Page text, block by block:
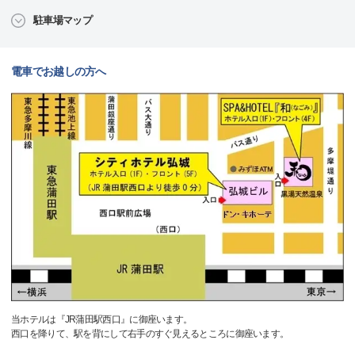
駐車場マップ
電車でお越しの方へ
当ホテルは『JR蒲田駅西口』に御座います。
西口を降りて、駅を背にして右手のすぐ見えるところに御座います。